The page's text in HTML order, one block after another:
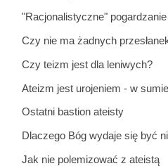
"Racjonalistyczne"
Czy nie ma żadnych
Czy teizm jest dla leniwych?
Ateizm jest urojeniem - w
Ostatni bastion ateisty
Dlaczego Bóg wydaje się być
Jak nie polemizować z ateistą